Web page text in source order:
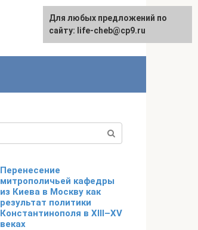
Перенесение
митрополичьей кафедры
из Киева в Москву как
результат политики
Константинополя в XIII–XV
веках
Для любых предложений по
сайту: life-cheb@cp9.ru
Для любых предложений по
сайту: life-cheb@cp9.ru